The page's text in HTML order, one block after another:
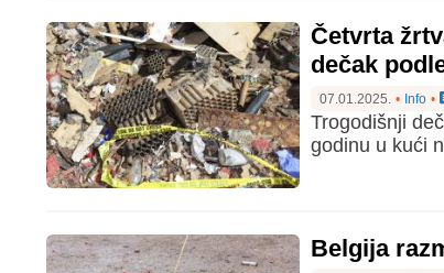
Četvrta
dečak
07.01.2025. • Info •
Trogodišnji
godinu u kući
Belgija